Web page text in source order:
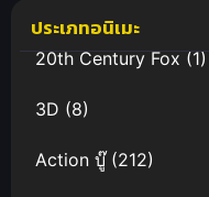
ประเภทอนิเมะ
20th Century Fox(1)
3D (8)
Action บู๊(212)